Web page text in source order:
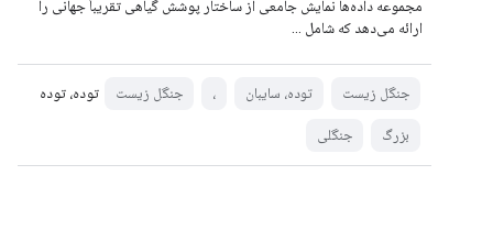
مجموعه داده‌ها نمایش جامعی از ساختار پوشش گیاهی تقریباً جهانی را
ارائه می‌دهد که شامل ...
جنگل زیست توده، سایبان ، جنگل زیست توده، توده
بزرگ جنگلی